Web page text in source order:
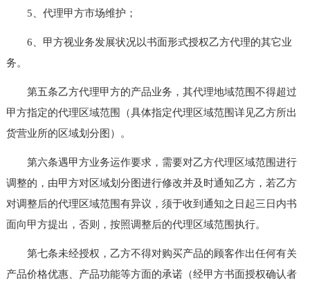
5、代理甲方市场维护；
6、甲方视业务发展状况以书面形式授权乙方代理的其它业
务。
第五条乙方代理甲方的产品业务，其代理地域范围不得超过
甲方指定的代理区域范围（具体指定代理区域范围详见乙方所出
货营业所的区域划分图）。
第六条遇甲方业务运作要求，需要对乙方代理区域范围进行
调整的，由甲方对区域划分图进行修改并及时通知乙方，若乙方
对调整后的代理区域范围有异议，须于收到通知之日起三日内书
面向甲方提出，否则，按照调整后的代理区域范围执行。
第七条未经授权，乙方不得对购买产品的顾客作出任何有关
产品价格优惠、产品功能等方面的承诺（经甲方书面授权确认者